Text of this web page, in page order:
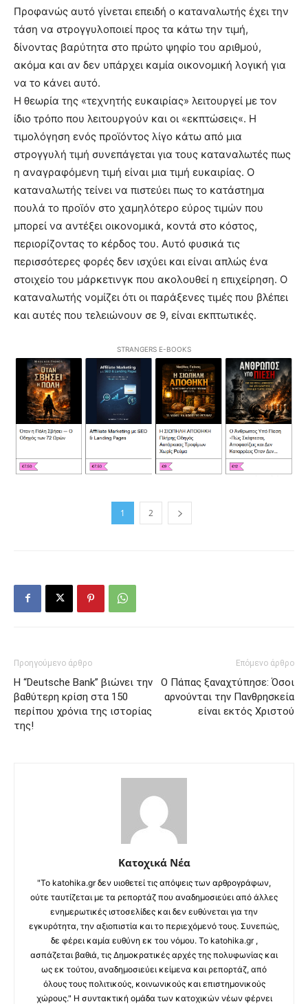
Προφανώς αυτό γίνεται επειδή ο καταναλωτής έχει την
τάση να στρογγυλοποιεί προς τα κάτω την τιμή,
δίνοντας βαρύτητα στο πρώτο ψηφίο του αριθμού,
ακόμα και αν δεν υπάρχει καμία οικονομική λογική για
να το κάνει αυτό.
Η θεωρία της «τεχνητής ευκαιρίας» λειτουργεί με τον
ίδιο τρόπο που λειτουργούν και οι «εκπτώσεις«. Η
τιμολόγηση ενός προϊόντος λίγο κάτω από μια
στρογγυλή τιμή συνεπάγεται για τους καταναλωτές πως
η αναγραφόμενη τιμή είναι μια τιμή ευκαιρίας. Ο
καταναλωτής τείνει να πιστεύει πως το κατάστημα
πουλά το προϊόν στο χαμηλότερο εύρος τιμών που
μπορεί να αντέξει οικονομικά, κοντά στο κόστος,
περιορίζοντας το κέρδος του. Αυτό φυσικά τις
περισσότερες φορές δεν ισχύει και είναι απλώς ένα
στοιχείο του μάρκετινγκ που ακολουθεί η επιχείρηση. Ο
καταναλωτής νομίζει ότι οι παράξενες τιμές που βλέπει
και αυτές που τελειώνουν σε 9, είναι εκπτωτικές.
STRANGERS E-BOOKS
1 2
Προηγούμενο άρθρο
Η “Deutsche Bank” βιώνει την
βαθύτερη κρίση στα 150
περίπου χρόνια της ιστορίας
της!
Επόμενο άρθρο
Ο Πάπας ξαναχτύπησε: Όσοι
αρνούνται την Πανθρησκεία
είναι εκτός Χριστού
Κατοχικά Νέα
"Το katohika.gr δεν υιοθετεί τις απόψεις των αρθρογράφων,
ούτε ταυτίζεται με τα ρεπορτάζ που αναδημοσιεύει από άλλες
ενημερωτικές ιστοσελίδες και δεν ευθύνεται για την
εγκυρότητα, την αξιοπιστία και το περιεχόμενό τους. Συνεπώς,
δε φέρει καμία ευθύνη εκ του νόμου. Το katohika.gr ,
ασπάζεται βαθιά, τις Δημοκρατικές αρχές της πολυφωνίας και
ως εκ τούτου, αναδημοσιεύει κείμενα και ρεπορτάζ, από
όλους τους πολιτικούς, κοινωνικούς και επιστημονικούς
χώρους." Η συντακτική ομάδα των κατοχικών νέων φέρνει